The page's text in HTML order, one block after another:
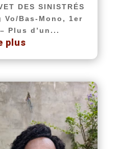
DES SINISTRÉS
Bas-Mono, 1er
Plus d’un...
plus